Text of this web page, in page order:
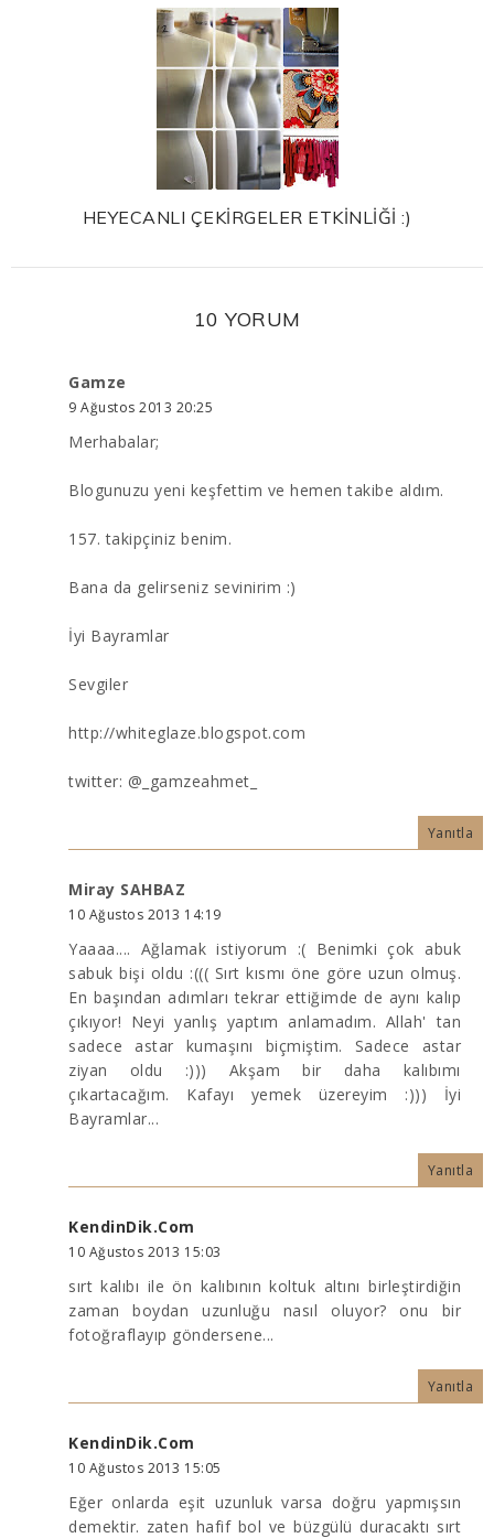
HEYECANLI ÇEKİRGELER ETKİNLİĞİ :)
10 YORUM
Gamze
9 Ağustos 2013 20:25
Merhabalar;
Blogunuzu yeni keşfettim ve hemen takibe aldım.
157. takipçiniz benim.
Bana da gelirseniz sevinirim :)
İyi Bayramlar
Sevgiler
http://whiteglaze.blogspot.com
twitter: @_gamzeahmet_
Yanıtla
Miray SAHBAZ
10 Ağustos 2013 14:19
Yaaaa.... Ağlamak istiyorum :( Benimki çok abuk
sabuk bişi oldu :((( Sırt kısmı öne göre uzun olmuş.
En başından adımları tekrar ettiğimde de aynı kalıp
çıkıyor! Neyi yanlış yaptım anlamadım. Allah' tan
sadece astar kumaşını biçmiştim. Sadece astar
ziyan oldu :))) Akşam bir daha kalıbımı
çıkartacağım. Kafayı yemek üzereyim :))) İyi
Bayramlar...
Yanıtla
KendinDik.Com
10 Ağustos 2013 15:03
sırt kalıbı ile ön kalıbının koltuk altını birleştirdiğin
zaman boydan uzunluğu nasıl oluyor? onu bir
fotoğraflayıp göndersene...
Yanıtla
KendinDik.Com
10 Ağustos 2013 15:05
Eğer onlarda eşit uzunluk varsa doğru yapmışsın
demektir. zaten hafif bol ve büzgülü duracaktı sırt